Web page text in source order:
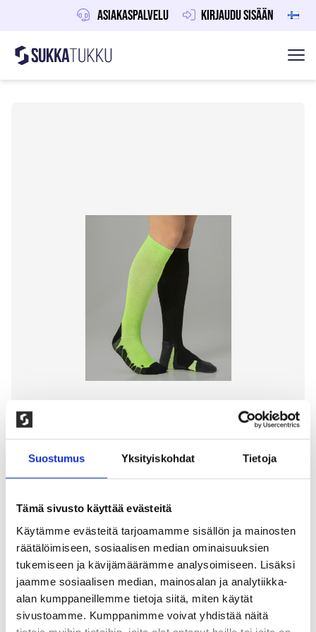
Suostumus Yksityiskohdat Tietoja
Tämä sivusto käyttää evästeitä
Käytämme evästeitä tarjoamamme sisällön ja mainosten
räätälöimiseen, sosiaalisen median ominaisuuksien
tukemiseen ja kävijämäärämme analysoimiseen. Lisäksi
jaamme sosiaalisen median, mainosalan ja analytiikka-
alan kumppaneillemme tietoja siitä, miten käytät
sivustoamme. Kumppanimme voivat yhdistää näitä
Asiakaspalvelu Kirjaudu sisään
Hoppa till innehåll
Sukkatukku
2-PAKKKAUS TUKISUKAT
JUOKSUUN, MUSTA & VIHREÄ
200,00kr
Performance run -urheilutukisukat. Poistaa
maitohappoja, vähentää väsymystä ja nopeuttaa